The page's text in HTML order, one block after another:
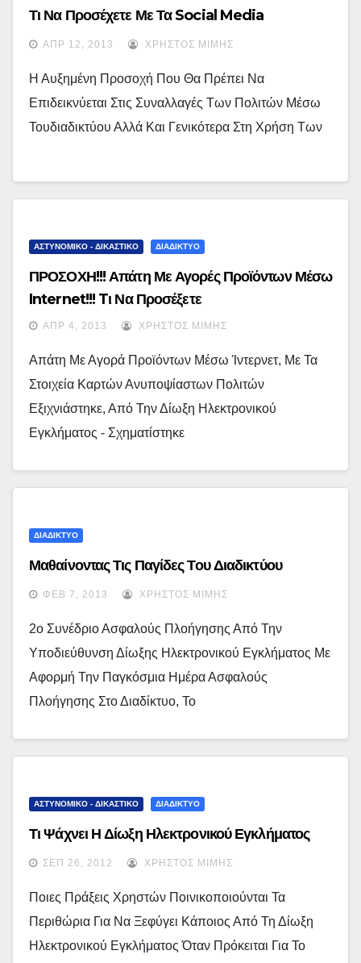
Τι Να Προσέχετε Με Τα Social Media
ΑΠΡ 12, 2013 ΧΡΉΣΤΟΣ ΜΊΜΗΣ
Η Αυξημένη Προσοχή Που Θα Πρέπει Να
Επιδεικνύεται Στις Συναλλαγές Των Πολιτών Μέσω
Τουδιαδικτύου Αλλά Και Γενικότερα Στη Χρήση Των
ΑΣΤΥΝΟΜΙΚΟ - ΔΙΚΑΣΤΙΚΟ ΔΙΑΔΙΚΤΥΟ
ΠΡΟΣΟΧΗ!!! Απάτη Με Αγορές Προϊόντων Μέσω
Internet!!! Tι Να Προσέξετε
ΑΠΡ 4, 2013 ΧΡΉΣΤΟΣ ΜΊΜΗΣ
Απάτη Με Αγορά Προϊόντων Μέσω Ίντερνετ, Με Τα
Στοιχεία Καρτών Ανυποψίαστων Πολιτών
Εξιχνιάστηκε, Από Την Δίωξη Ηλεκτρονικού
Εγκλήματος - Σχηματίστηκε
ΔΙΑΔΙΚΤΥΟ
Μαθαίνοντας Τις Παγίδες Του Διαδικτύου
ΦΕΒ 7, 2013 ΧΡΉΣΤΟΣ ΜΊΜΗΣ
2ο Συνέδριο Ασφαλούς Πλοήγησης Από Την
Υποδιεύθυνση Δίωξης Ηλεκτρονικού Εγκλήματος Με
Αφορμή Την Παγκόσμια Ημέρα Ασφαλούς
Πλοήγησης Στο Διαδίκτυο, Το
ΑΣΤΥΝΟΜΙΚΟ - ΔΙΚΑΣΤΙΚΟ ΔΙΑΔΙΚΤΥΟ
Τι Ψάχνει Η Δίωξη Ηλεκτρονικού Εγκλήματος
ΣΕΠ 26, 2012 ΧΡΉΣΤΟΣ ΜΊΜΗΣ
Ποιες Πράξεις Χρηστών Ποινικοποιούνται Τα
Περιθώρια Για Να Ξεφύγει Κάποιος Από Τη Δίωξη
Ηλεκτρονικού Εγκλήματος Όταν Πρόκειται Για Το